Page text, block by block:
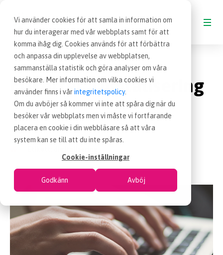
Vi använder cookies för att samla in information om
hur du interagerar med vår webbplats samt för att
komma ihåg dig. Cookies används för att förbättra
och anpassa din upplevelse av webbplatsen,
sammanställa statistik och göra analyser om våra
besökare. Mer information om vilka cookies vi
använder finns i vårintegritetspolicy.
Om du avböjer så kommer vi inte att spåra dig när du
besöker vår webbplats men vi måste vi fortfarande
placera en cookie i din webbläsare så att våra
system kan se till att du inte spåras.
Cookie-inställningar
Godkänn Avböj
BLOGG
VAD ÄR INKÖP
OM EFFSO TOOLS
TERMINOLOGI
Etiketter: digitalisering